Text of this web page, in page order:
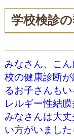
学校検診
みなさん、こ
校の健康診断
るお子さんも
レルギー性結
みなさんは大
い方がいまし